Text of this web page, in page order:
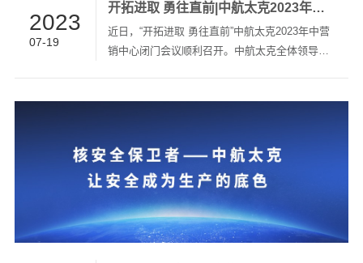
2023
07-19
开拓进取 勇往直前|中航太克2023年中营销中心闭门会暨团建活动圆满收官
近日，“开拓进取 勇往直前”中航太克2023年中营
销中心闭门会议顺利召开。中航太克全体领导、
表致辞。他表示，2023年上半年，建筑面积近
48,000平方米的中航太克智能工业园开工奠基，
这对中航太克来说是具有里程碑意义的一年，公
司的发展离不开每一位中航太克人的辛勤耕耘。
在刚刚过去的2023年上半年，面对激烈竞争的市
场环境，中航太...